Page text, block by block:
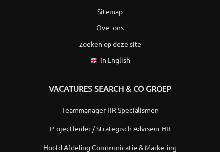
Sitemap
Over ons
Zoeken op deze site
In English
VACATURES SEARCH & CO GROEP
Teammanager HR Specialismen
Projectleider / Strategisch Adviseur HR
Hoofd Afdeling Communicatie & Marketing